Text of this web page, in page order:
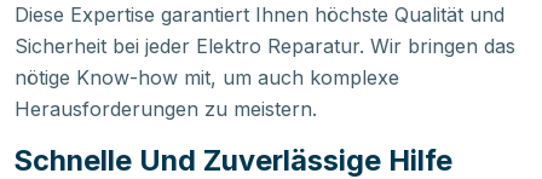
Diese Expertise garantiert Ihnen höchste Qualität und
Sicherheit bei jeder Elektro Reparatur. Wir bringen das
nötige Know-how mit, um auch komplexe
Herausforderungen zu meistern.
Schnelle Und Zuverlässige Hilfe